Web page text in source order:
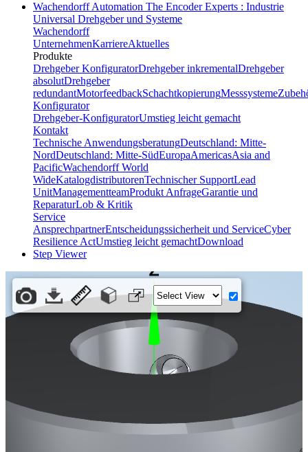
Wachendorff Automation The Encoder Experts : Industrie
Universal Drehgeber und Systeme
Wachendorff
UnternehmenKarriereAktuelles
Produkte
Drehgeber KonfiguratorDrehgeber inkrementalDrehgeber
absolutDrehgeber
redundantMotorfeedbackSchachtkopierungMesssysteme
Konfigurator
Drehgeber-KonfiguratorUmstieg leicht gemacht
Kontakt
Technische AnwendungsberatungDeutschland: Mitte-
NordDeutschland: Mitte-SüdEuropaAmericasAsia and
PacificWachendorff World
WideKatalogdistributorenTechnischer SupportLead
UnitManagementteamProdukt AnfrageGarantie und
ReparaturLob & Kritik
Service
AnsprechpartnerEntscheidungssicherheit und ServiceCyber
Resilience ActUmstieg leicht gemachtDownload
Step Viewer